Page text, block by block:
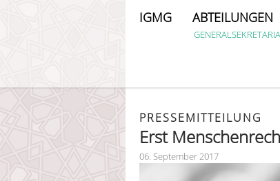
IGMG ABTEILUNGEN
PRESSEMITTEILUNG
Erst
06. September 2017